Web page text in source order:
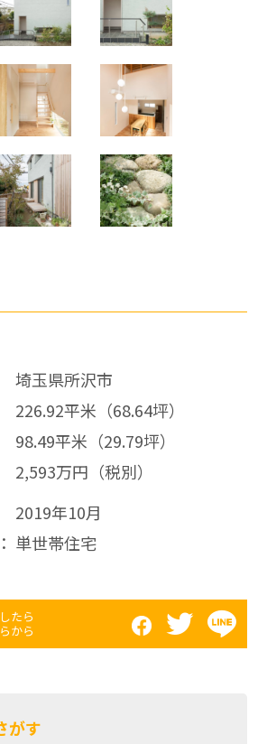
埼玉県所沢市
226.92平米（68.64坪）
98.49平米（29.79坪）
2,593万円（税別）
2019年10月
単世帯住宅
たら
から
がす